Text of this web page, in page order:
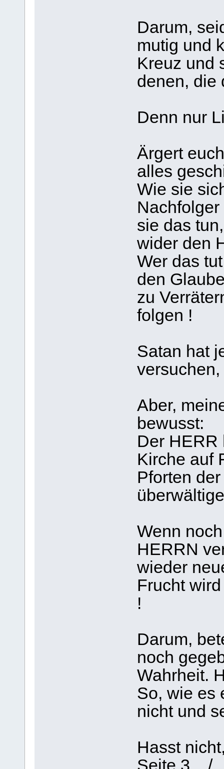
Darum,
mutig und
Kreuz und
denen, die
Denn nur
Ärgert
alles
Wie sie
sie das
wider den
Wer das
den
zu
folgen !
Satan hat
Aber,
bewusst:
Der HERR
Kirche auf
Pforten
Wenn
HERRN
wieder
Frucht
!
Darum,
noch
Wahrheit.
So, wie es
nicht und
Hasst